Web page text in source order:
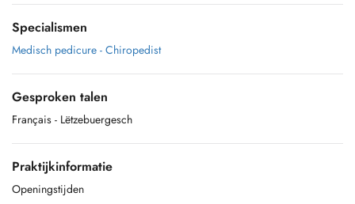
Specialismen
Medisch pedicure - Chiropedist
Gesproken talen
Français - Lëtzebuergesch
Praktijkinformatie
Openingstijden